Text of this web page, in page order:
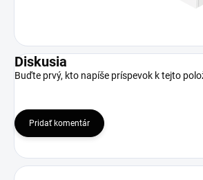
Diskusia
Buďte prvý, kto napíše príspevok k tejto
Pridať komentár